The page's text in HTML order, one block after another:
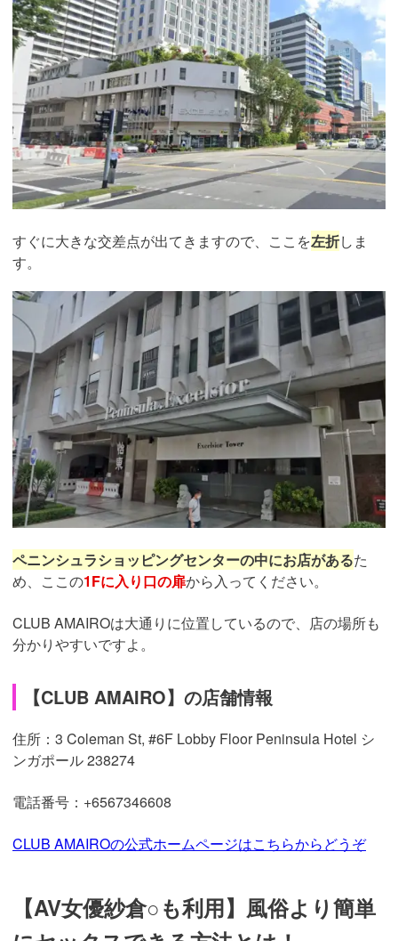
すぐに大きな交差点が出てきますので、ここを左折しま
す。
ペニンシュラショッピングセンターの中にお店があるた
め、ここの1Fに入り口の扉から入ってください。
CLUB AMAIROは大通りに位置しているので、店の場所も
分かりやすいですよ。
【CLUB AMAIRO】の店舗情報
住所：3 Coleman St, #6F Lobby Floor Peninsula Hotel シ
ンガポール 238274
電話番号：+6567346608
CLUB AMAIROの公式ホームページはこちらからどうぞ
【AV女優紗倉○も利用】風俗より簡単